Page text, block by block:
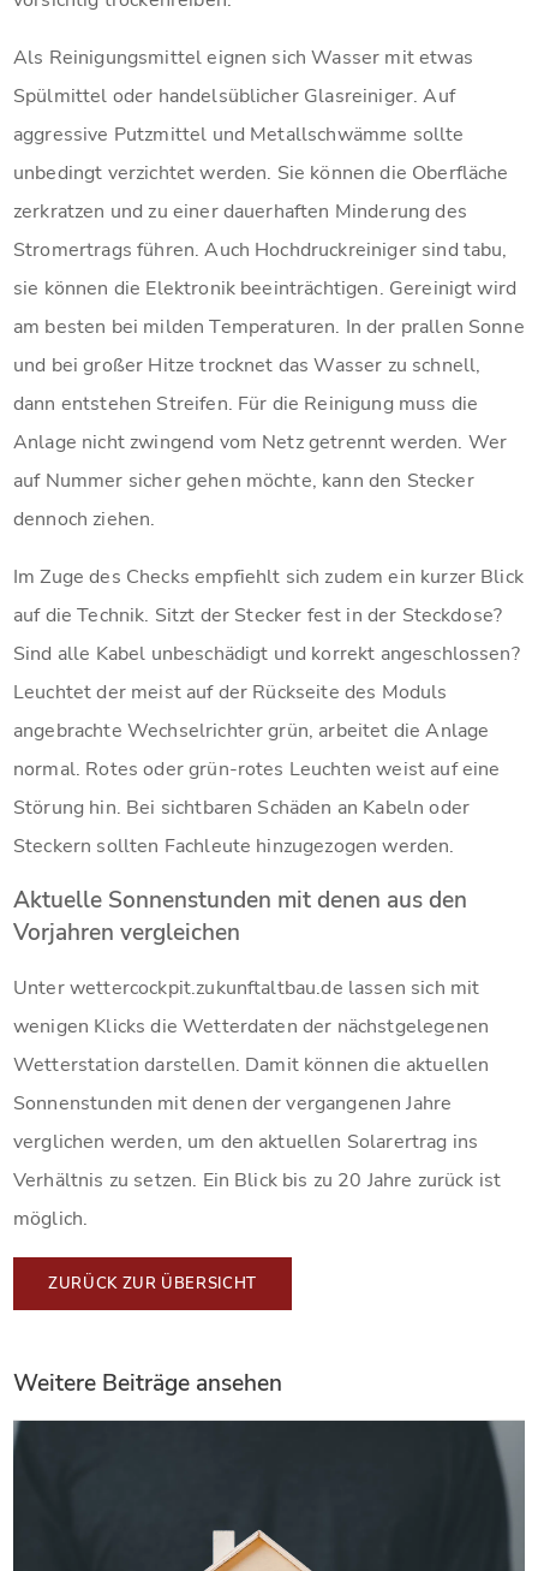
Als Reinigungsmittel eignen sich Wasser mit etwas
Spülmittel oder handelsüblicher Glasreiniger. Auf
aggressive Putzmittel und Metallschwämme sollte
unbedingt verzichtet werden. Sie können die Oberfläche
zerkratzen und zu einer dauerhaften Minderung des
Stromertrags führen. Auch Hochdruckreiniger sind tabu,
sie können die Elektronik beeinträchtigen. Gereinigt wird
am besten bei milden Temperaturen. In der prallen Sonne
und bei großer Hitze trocknet das Wasser zu schnell,
dann entstehen Streifen. Für die Reinigung muss die
Anlage nicht zwingend vom Netz getrennt werden. Wer
auf Nummer sicher gehen möchte, kann den Stecker
dennoch ziehen.
Im Zuge des Checks empfiehlt sich zudem ein kurzer Blick
auf die Technik. Sitzt der Stecker fest in der Steckdose?
Sind alle Kabel unbeschädigt und korrekt angeschlossen?
Leuchtet der meist auf der Rückseite des Moduls
angebrachte Wechselrichter grün, arbeitet die Anlage
normal. Rotes oder grün-rotes Leuchten weist auf eine
Störung hin. Bei sichtbaren Schäden an Kabeln oder
Steckern sollten Fachleute hinzugezogen werden.
Aktuelle Sonnenstunden mit denen aus den
Vorjahren vergleichen
Unter wettercockpit.zukunftaltbau.de lassen sich mit
wenigen Klicks die Wetterdaten der nächstgelegenen
Wetterstation darstellen. Damit können die aktuellen
Sonnenstunden mit denen der vergangenen Jahre
verglichen werden, um den aktuellen Solarertrag ins
Verhältnis zu setzen. Ein Blick bis zu 20 Jahre zurück ist
möglich.
ZURÜCK ZUR ÜBERSICHT
Weitere Beiträge ansehen